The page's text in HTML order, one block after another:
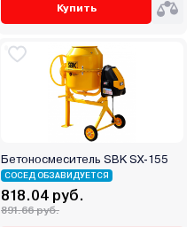
Купить
Бетоносмеситель SBK SX-155
СОСЕД ОБЗАВИДУЕТСЯ
818.04 руб.
891.66 руб.